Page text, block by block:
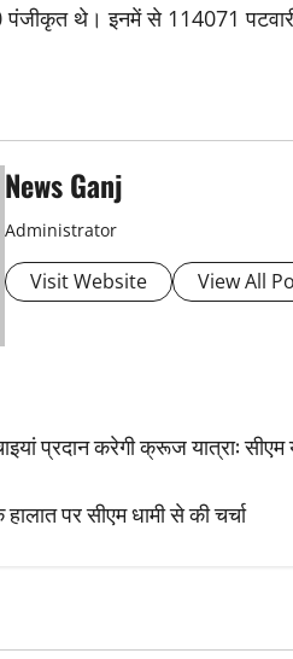
पंजीकृत थे। इनमें से 114071
News Ganj
Administrator
Visit Website View All
प्रदान करेगी क्रूज यात्रा: सीएम
पर सीएम धामी से की चर्चा